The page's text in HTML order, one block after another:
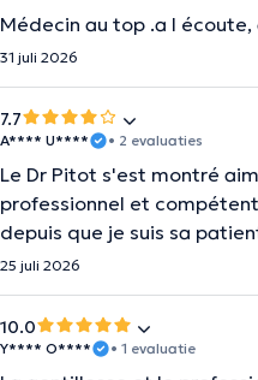
Médecin au top .a l
31 juli 2026
7.7
A**** U**** • 2 evaluaties
Le Dr Pitot s'est montré
professionnel et
depuis que je suis sa
25 juli 2026
10.0
Y**** O**** • 1 evaluatie